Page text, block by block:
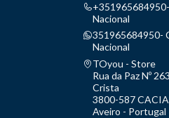
Nacional
351965684950-
Nacional
TOyou - Store
Rua da Paz Nº
Crista
3800-587
Aveiro - Portugal